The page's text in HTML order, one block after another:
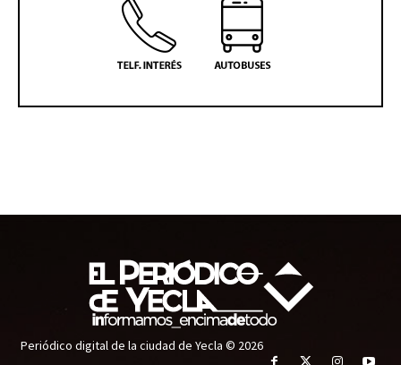
Periódico digital de la ciudad de Yecla © 2026